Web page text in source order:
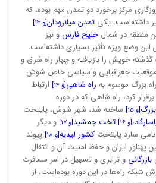
مرکز برخورد دو تمدن مهم بوده، که
داشته‌است، یکی تمدن میانرودان[و ۱۳]
منطقه در شمال خلیج فارسو نیز
این وضع ویژه تأثیر بسیاری داشته‌است،
خویش را بازیافته و چهار راه شرق و
موقعیت جغرافیایی و سیاسی خاص شوش
بزرگ موسوم به راه شاهی[و ۱۴]
ارتباط
کرد، راه شاهی که در دوره
[و ۱۵]
ساخته شد، شهر شوش، پایتخت
،[و ۱۶] تخت جمشید[و ۱۷]
و دیگر
سارد پایتخت کشور لیدیه[و ۱۸]
پیوند
ایران و حفظ امنیت آن و انتقال
بازرگانی و ترابری و تسهیل در امر مسافرت
راه‌ها در این دوره بوده‌است، از